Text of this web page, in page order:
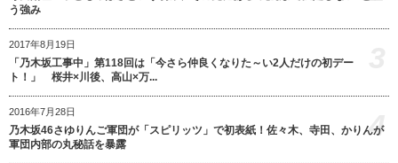
う強み
2017年8月19日
「乃木坂工事中」第118回は「今さら仲良くなりた～い2人だけの初デー
ト！」 桜井×川後、高山×万...
2016年7月28日
乃木坂46さゆりんご軍団が「スピリッツ」で初表紙！佐々木、寺田、かりんが
軍団内部の丸秘話を暴露
4